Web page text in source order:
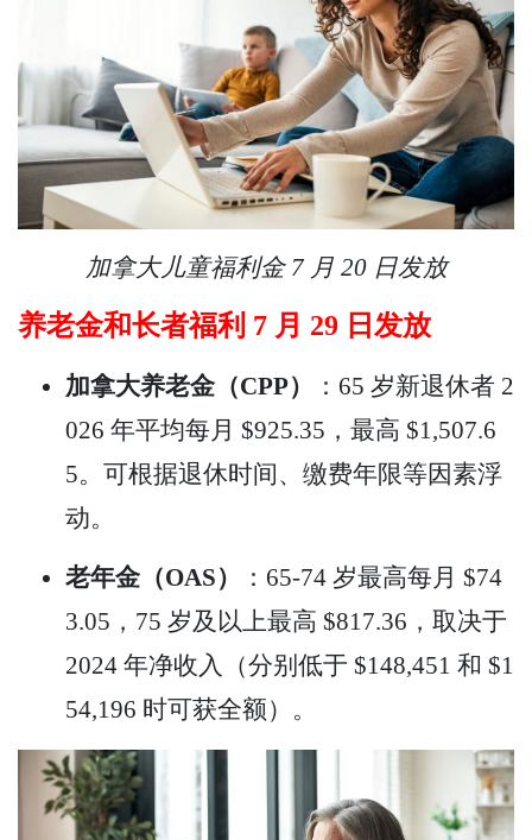
加拿大儿童福利金 7 月 20 日发放
养老金和长者福利 7 月 29 日发放
加拿大养老金（CPP）
：65 岁新退休者 2
026 年平均每月 $925.35，最高 $1,507.6
5。可根据退休时间、缴费年限等因素浮
动。
老年金（OAS）
：65-74 岁最高每月 $74
3.05，75 岁及以上最高 $817.36，取决于
2024 年净收入（分别低于 $148,451 和 $1
54,196 时可获全额）。